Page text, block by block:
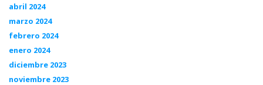
abril 2024
marzo 2024
febrero 2024
enero 2024
diciembre 2023
noviembre 2023